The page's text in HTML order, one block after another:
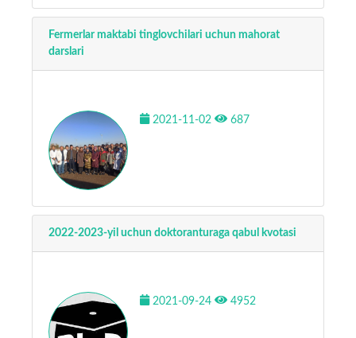
Fermerlar maktabi tinglovchilari uchun mahorat
darslari
2021-11-02 687
2022-2023-yil uchun doktoranturaga qabul kvotasi
2021-09-24 4952